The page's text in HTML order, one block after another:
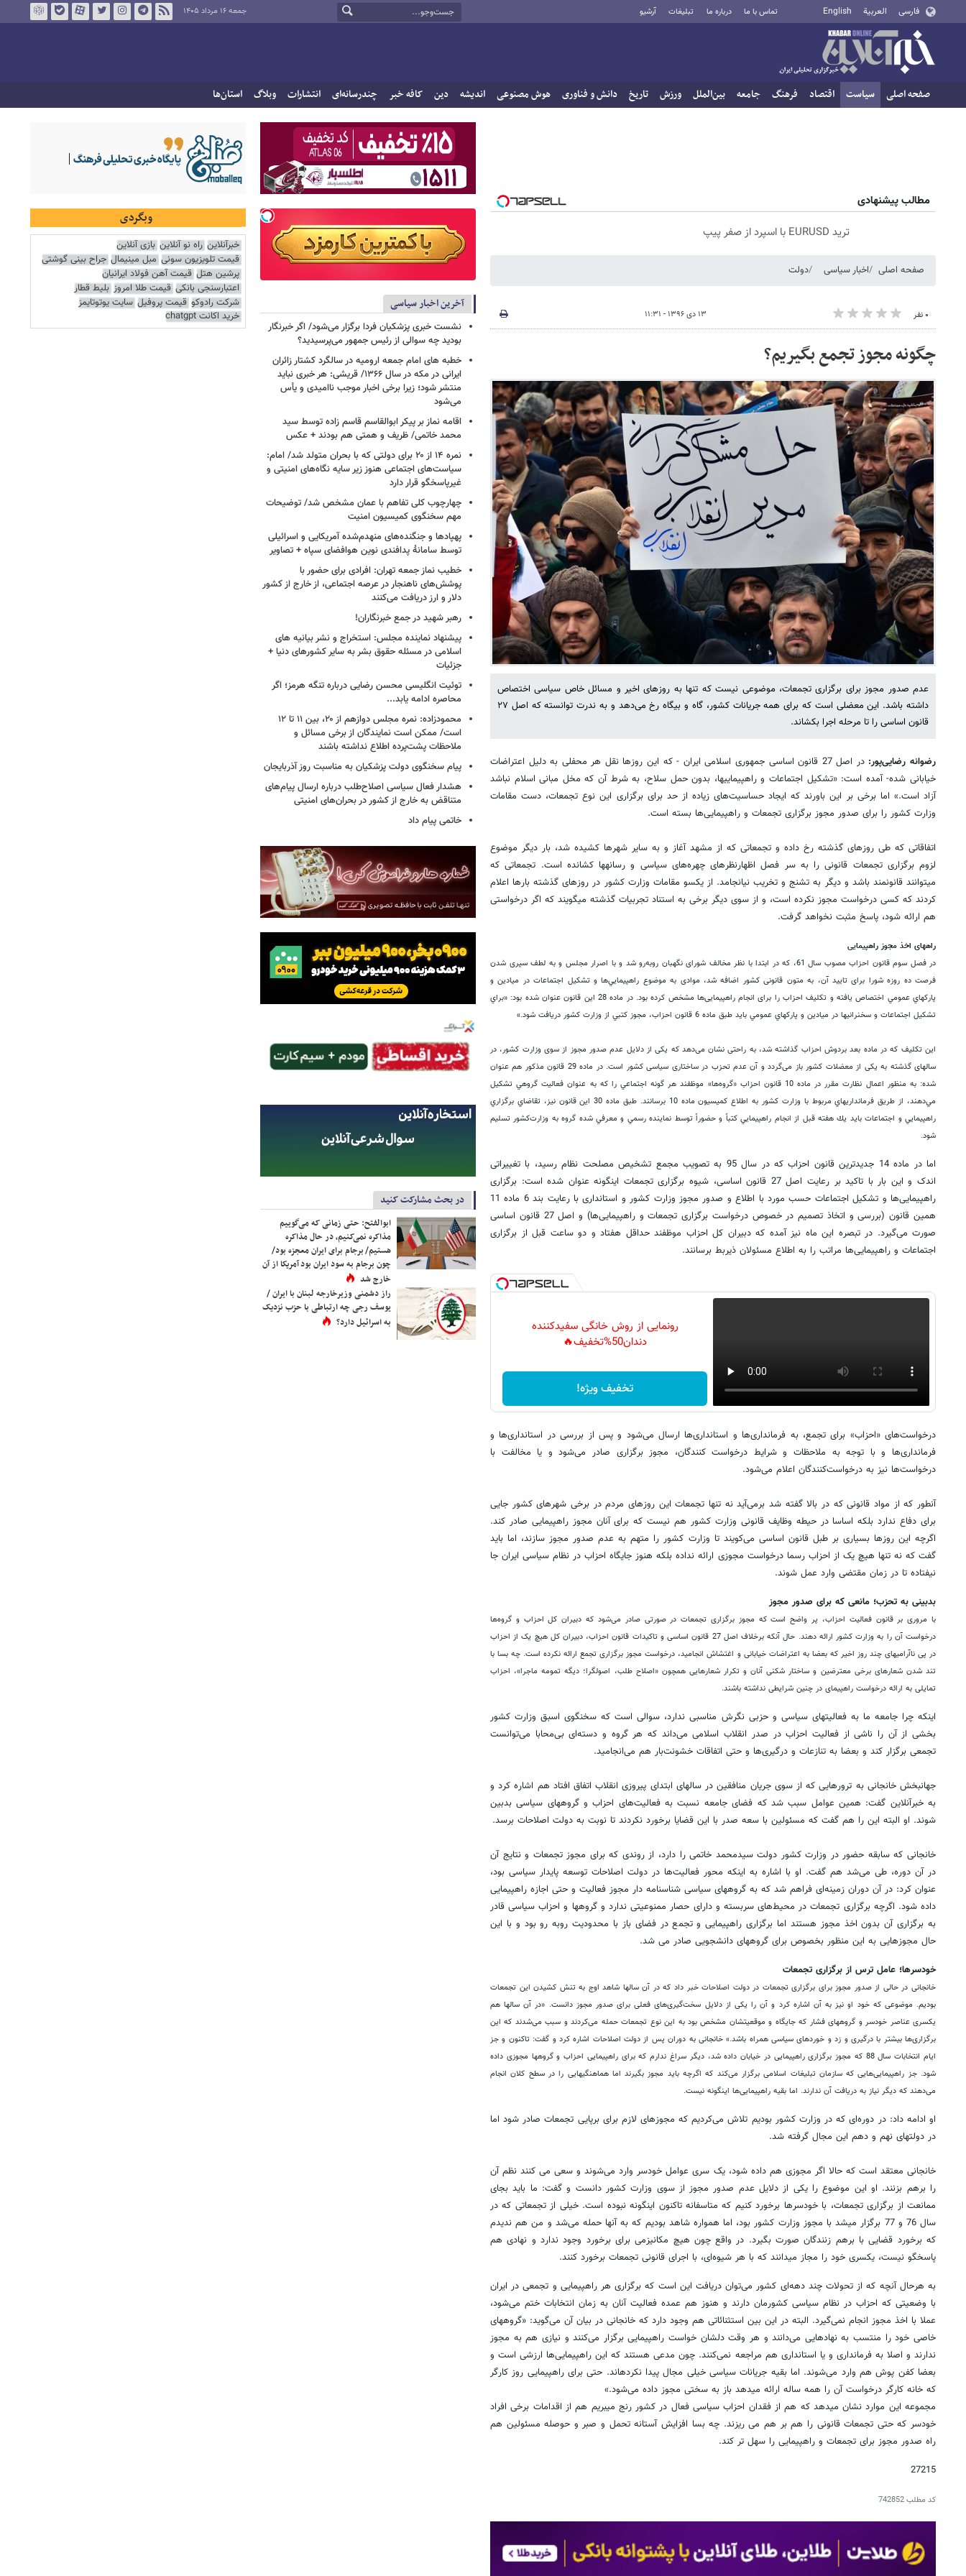
فارسی العربية English تماس با ما درباره ما تبلیغات آرشیو جمعه ۱۶ مرداد ۱۴۰۵
صفحه اصلی سیاست اقتصاد فرهنگ جامعه بین‌الملل ورزش تاریخ دانش و فناوری هوش مصنوعی اندیشه دین کافه خبر چندرسانه‌ای انتشارات وبلاگ استان‌ها
مطالب پیشنهادی
ترید EURUSD با اسپرد از صفر پیپ
صفحه اصلی اخبار سیاسی دولت
۰ نفر ۱۳ دی ۱۳۹۶ - ۱۱:۳۱
چگونه مجوز تجمع بگیریم؟
عدم صدور مجوز برای برگزاری تجمعات، موضوعی نیست که تنها به روزهای اخیر و مسائل خاص سیاسی اختصاص
داشته باشد. این معضلی است که برای همه جریانات کشور، گاه و بیگاه رخ می‌دهد و به ندرت توانسته که اصل ۲۷
قانون اساسی را تا مرحله اجرا بکشاند.
رضوانه رضایی‌پور:
در اصل 27 قانون اساسی جمهوری اسلامی ایران - که این روزها نقل هر محفلی به دلیل اعتراضات
خیابانی شده- آمده است: «تشکیل اجتماعات و راه‏پیمایی‎‏ها، بدون حمل سلاح، به شرط آن که مخل مبانی اسلام نباشد
آزاد است.» اما برخی بر این باورند که ایجاد حساسیت‌های زیاده از حد برای برگزاری این نوع تجمعات، دست مقامات
وزارت کشور را برای صدور مجوز برگزاری تجمعات و راهپیمایی‌ها بسته است.
اتفاقاتی که طی روزهای گذشته رخ داده و تجمعاتی که از مشهد آغاز و به سایر شهرها کشیده شد، بار دیگر موضوع
لزوم برگزاری تجمعات قانونی را به سر فصل اظهارنظرهای چهره‌های سیاسی و رسانه‎ها کشانده است. تجمعاتی که
می‎توانند قانونمند باشد و دیگر به تشنج و تخریب نیانجامد. از یکسو مقامات وزارت کشور در روزهای گذشته بارها اعلام
کردند که کسی درخواست مجوز نکرده است، و از سوی دیگر برخی به استناد تجربیات گذشته می‎گویند که اگر درخواستی
هم ارائه شود، پاسخ مثبت نخواهد گرفت.
راه‎های اخذ مجوز راهپیمایی
در فصل سوم قانون احزاب مصوب سال 61، که در ابتدا با نظر مخالف شورای نگهبان روبه‌رو شد و با اصرار مجلس و به لطف سپری شدن
فرصت ده روزه شورا برای تایید آن، به متون قانونی کشور اضافه شد، موادی به موضوع راهپيمايي‌ها و تشكيل اجتماعات در ميادين و
پارك‎هاي عمومي اختصاص یافته و تکلیف احزاب را برای انجام راهپیمایی‌ها مشخص کرده بود. در ماده 28 این قانون عنوان شده بود: «براي
تشكيل اجتماعات و سخنراني‎ها در ميادين و پارك‎هاي عمومي بايد طبق ماده 6 قانون احزاب، مجوز كتبي از وزارت كشور دريافت شود.»
این تکلیف که در ماده بعد بردوش احزاب گذاشته شد، به راحتی نشان می‌دهد که یکی از دلایل عدم صدور مجوز از سوی وزارت کشور، در
سال‎های گذشته به یکی از معضلات کشور باز می‌گردد و آن عدم تحزب در ساختاری سیاسی کشور است. در ماده 29 قانون مذکور هم عنوان
شده: به منظور اعمال نظارت مقرر در ماده 10 قانون احزاب «گروه‌ها» موظفند هر گونه اجتماعي را كه به عنوان فعاليت گروهي تشكيل
مي‌دهند، از طريق ‌فرمانداري‎هاي مربوط با وزارت كشور به اطلاع كميسيون ماده 10 برسانند. طبق ماده 30 این قانون نیز، تقاضاي برگزاري
راهپيمايي و اجتماعات بايد يك هفته قبل از ‌انجام راهپيمايي كتباً و حضوراً توسط نماينده رسمي و معرفي شده گروه به وزارت‌كشور تسليم
شود.
اما در ماده 14 جدیدترین قانون احزاب که در سال 95 به تصویب مجمع تشخیص مصلحت نظام رسید، با تغییراتی
اندک و این بار با تاکید بر رعایت اصل 27 قانون اساسی، شیوه برگزاری تجمعات اینگونه عنوان شده است: برگزاری
راهپیمایی‌ها و تشکیل اجتماعات حسب مورد با اطلاع و صدور مجوز وزارت کشور و استانداری با رعایت بند 6 ماده 11
همین قانون (بررسی و اتخاذ تصمیم در خصوص درخواست برگزاری تجمعات و راهپیمایی‌ها) و اصل 27 قانون اساسی
صورت می‌گیرد. در تبصره این ماه نیز آمده که دبیران کل احزاب موظفند حداقل هفتاد و دو ساعت قبل از برگزاری
اجتماعات و راهپیمایی‌ها مراتب را به اطلاع مسئولان ذیربط برسانند.
رونمایی از روش خانگی سفیدکننده
دندان50%تخفیف🔥
تخفیف ویژه!
درخواست‌های «احزاب» برای تجمع، به فرمانداری‌ها و استانداری‌ها ارسال می‌شود و پس از بررسی در استانداری‌‌ها و
فرمانداری‌ها و با توجه به ملاحظات و شرایط درخواست کنندگان، مجوز برگزاری صادر می‌شود و یا مخالفت با
درخواست‌ها نیز به درخواست‌کنندگان اعلام می‌شود.
آنطور که از مواد قانونی که در بالا گفته شد برمی‌آید نه تنها تجمعات این روزهای مردم در برخی شهرهای کشور جایی
برای دفاع ندارد بلکه اساسا در حیطه وظایف قانونی وزارت کشور هم نیست که برای آنان مجوز راهپیمایی صادر کند.
اگرچه این روزها بسیاری بر طبل قانون اساسی می‌کویند تا وزارت کشور را متهم به عدم صدور مجوز سازند، اما باید
گفت که نه تنها هیچ یک از احزاب رسما درخواست مجوزی ارائه نداده بلکه هنوز جایگاه احزاب در نظام سیاسی ایران جا
نیفتاده‌ تا در زمان مقتضی وارد عمل شوند.
بدبینی به تحزب؛ مانعی که برای صدور مجوز
با مروری بر قانون فعالیت احزاب، پر واضح است که مجوز برگزاری تجمعات در صورتی صادر می‌شود که دبیران کل احزاب و گروه‌ها
درخواست آن را به وزارت کشور ارائه دهند. حال آنکه برخلاف اصل 27 قانون اساسی و تاکیدات قانون احزاب، دبیران کل هیچ یک از احزاب
در پی ناآرامی‎های چند روز اخیر که بعضا به اعتراضات خیابانی و اغتشاش انجامید،
درخواست مجوز برگزاری تجمع ارائه نکرده است. چه بسا با
تند شدن شعارهای برخی معترضین و ساختار شکنی آنان و تکرار شعارهایی همچون «اصلاح طلب، اصولگرا؛ دیگه تمومه ماجرا»، احزاب
تمایلی به ارائه درخواست راهپیمای در چنین شرایطی نداشته باشند.
اینکه چرا جامعه ما به فعالیت‎های سیاسی و حزبی نگرش مناسبی ندارد، سوالی است که سخنگوی اسبق وزارت کشور
بخشی از آن را ناشی از فعالیت احزاب در صدر انقلاب اسلامی می‌داند که هر گروه و دسته‌ای بی‌محابا می‌توانست
تجمعی برگزار کند و بعضا به تنازعات و درگیری‌ها و حتی اتفاقات خشونت‌بار هم می‌انجامید.
جهانبخش خانجانی به ترورهایی که از سوی جریان منافقین در سال‎های ابتدای پیروزی انقلاب اتفاق افتاد هم اشاره کرد و
به خبرآنلاین گفت: همین عوامل سبب شد که فضای جامعه نسبت به فعالیت‌های احزاب و گروه‎های سیاسی بدبین
شوند. او البته این را هم گفت که مسئولین با سعه صدر با این قضایا برخورد نکردند تا نوبت به دولت اصلاحات برسد.
خانجانی که سابقه حضور در وزارت کشور دولت سیدمحمد خاتمی را دارد، از روندی که برای مجوز تجمعات و نتایج آن
در آن دوره، طی می‌شد هم گفت. او با اشاره به اینکه محور فعالیت‌ها در دولت اصلاحات توسعه پایدار سیاسی بود،
عنوان کرد: در آن دوران زمینه‌ای فراهم شد که به گروه‎های سیاسی شناسنامه دار مجوز فعالیت و حتی اجازه راهپیمایی
داده شود. اگرچه برگزاری تجمعات در محیط‌های سربسته و دارای حصار ممنوعیتی ندارد و گروه‎ها و احزاب سیاسی قادر
به برگزاری آن بدون اخذ مجوز هستند اما برگزاری راهپیمایی و تجمع در فضای باز با محدودیت روبه رو بود و با این
حال مجوزهایی به این منظور بخصوص برای گروههای دانشجویی صادر می شد.
خودسرها؛ عامل ترس از برگزاری تجمعات
خانجانی در حالی از صدور مجوز برای برگزاری تجمعات در دولت اصلاحات خبر داد که در آن سال‎ها شاهد اوج به تنش کشیدن این تجمعات
بودیم. موضوعی که خود او نیز به آن اشاره کرد و آن را یکی از دلایل سخت‌گیری‌های فعلی برای صدور مجوز دانست. «در آن سال‎ها هم
یکسری عناصر خودسر و گروه‎های فشار که جایگاه و موقعیتشان مشخص بود به این نوع تجمعات حمله می‌کردند و سبب می‌شدند که این
برگزاری‌ها بیشتر با درگیری‌ و زد و خوردهای سیاسی همراه باشد.» خانجانی به دوران پس از دولت اصلاحات اشاره کرد و گفت: تاکنون و جز
ایام انتخابات سال 88 که مجوز برگزاری راهپیمایی در خیابان داده شد، دیگر سراغ ندارم که برای راهپیمایی احزاب و گروه‎ها مجوزی داده
شود. جز راهپیمایی‌هایی که سازمان تبلیغات اسلامی برگزار می‌کند که اگرچه باید مجوز بگیرند اما هماهنگی‎هایی را در سطح کلان انجام
می‌دهند که دیگر نیاز به دریافت آن ندارند. اما بقیه راهپیمایی‌ها اینگونه نیست.
او ادامه داد: در دوره‌ای که در وزارت کشور بودیم تلاش می‌کردیم که مجوزهای لازم برای برپایی تجمعات صادر شود اما
در دولتهای نهم و دهم این مجال گرفته شد.
خانجانی معتقد است که حالا اگر مجوزی هم داده شود، یک سری عوامل خودسر وارد می‌شوند و سعی می کنند نظم آن
را برهم بزنند. او این موضوع را یکی از دلایل عدم صدور مجوز از سوی وزارت کشور دانست و گفت: ما باید بجای
ممانعت از برگزاری تجمعات، با خودسرها برخورد کنیم که متاسفانه تاکنون اینگونه نبوده است. خیلی از تجمعاتی که در
سال 76 و 77 برگزار می‎شد با مجوز وزارت کشور بود، اما همواره شاهد بودیم که به آنها حمله می‌شد و من هم ندیدم
که برخورد قضایی با برهم زنندگان صورت بگیرد. در واقع چون هیچ مکانیزمی برای برخورد وجود ندارد و نهادی هم
پاسخگو نیست، یکسری خود را مجاز می‎دانند که با هر شیوه‌ای، با اجرای قانونی تجمعات برخورد کنند.
به هرحال آنچه که از تحولات چند دهه‌ای کشور می‌توان دریافت این است که برگزاری هر راهپیمایی و تجمعی در ایران
با وضعیتی که احزاب در نظام سیاسی کشورمان دارند و هنوز هم عمده فعالیت آنان به زمان انتخابات ختم می‌شود،
عملا با اخذ مجوز انجام نمی‌گیرد. البته در این بین استثنائاتی هم وجود دارد که خانجانی در بیان آن می‌گوید‌: «گروه‎های
خاصی خود را منتسب به نهادهایی می‌دانند و هر وقت دلشان خواست راهپیمایی برگزار می‌کنند و نیازی هم به مجوز
ندارند و اصلا به فرمانداری و یا استانداری هم مراجعه نمی‌کنند. چون مدعی هستند که این راهپیمایی‌ها ارزشی است و
بعضا کفن پوش هم وارد می‌شوند. اما بقیه جریانات سیاسی خیلی مجال پیدا نکرده‎اند. حتی برای راهپیمایی روز کارگر
که خانه کارگر درخواست آن را همه ساله ارائه می‎دهد باز به سختی مجوز داده می‌شود.»
مجموعه این موارد نشان می‎دهد که هم از فقدان احزاب سیاسی فعال در کشور رنج می‎بریم هم از اقدامات برخی افراد
خودسر که حتی تجمعات قانونی را هم بر هم می ریزند. چه بسا افزایش آستانه تحمل و صبر و حوصله مسئولین هم
راه صدور مجوز برای تجمعات و راهپیمایی را سهل تر کند.
27215
کد مطلب742852
آخرین اخبار سیاسی
نشست خبری پزشکیان فردا برگزار می‌شود/ اگر خبرنگار
بودید چه سوالی از رئیس جمهور می‌پرسیدید؟
خطبه های امام جمعه ارومیه در سالگرد کشتار زائران
ایرانی در مکه در سال ۱۳۶۶/ قریشی: هر خبری نباید
منتشر شود؛ زیرا برخی اخبار موجب ناامیدی و یأس
می‌شود
اقامه نماز بر پیکر ابوالقاسم قاسم زاده توسط سید
محمد خاتمی/ ظریف و همتی هم بودند + عکس
نمره ۱۴ از ۲۰ برای دولتی که با بحران متولد شد/ امام:
سیاست‌های اجتماعی هنوز زیر سایه نگاه‌های امنیتی و
غیرپاسخگو قرار دارد
چهارچوب کلی تفاهم با عمان مشخص شد/ توضیحات
مهم سخنگوی کمیسیون امنیت
پهپادها و جنگنده‌های منهدم‌شده آمریکایی و اسرائیلی
توسط سامانۀ پدافندی نوین هوافضای سپاه + تصاویر
خطیب نماز جمعه تهران: افرادی برای حضور با
پوشش‌های ناهنجار در عرصه اجتماعی، از خارج از کشور
دلار و ارز دریافت می‌کنند
رهبر شهید در جمع خبرنگاران!
پیشنهاد نماینده مجلس: استخراج و نشر بیانیه های
اسلامی در مسئله حقوق بشر به سایر کشورهای دنیا +
جزئیات
توئیت انگلیسی محسن رضایی درباره تنگه هرمز؛ اگر
محاصره ادامه یابد...
محمودزاده: نمره مجلس دوازهم از ۲۰، بین ۱۱ تا ۱۲
است/ ممکن است نمایندگان از برخی مسائل و
ملاحظات پشت‌پرده اطلاع نداشته باشند
پیام سخنگوی دولت پزشکیان به مناسبت روز آذربایجان
هشدار فعال سیاسی اصلاح‌طلب درباره ارسال پیام‌های
متناقض به خارج از کشور در بحران‌های امنیتی
خاتمی پیام داد
در بحث مشارکت کنید
ابوالفتح: حتی زمانی که می‌گوییم
مذاکره نمی‌کنیم، در حال مذاکره
هستیم/ برجام برای ایران معجزه بود/
چون برجام به سود ایران بود آمریکا از آن
خارج شد
راز دشمنی وزیرخارجه لبنان با ایران /
یوسف رجی چه ارتباطی با حزب نزدیک
به اسرائیل دارد؟
وبگردی
خبرآنلاین راه نو آنلاین بازی آنلاین
قیمت تلویزیون سونی مبل مینیمال جراح بینی گوشتی
پرشین هتل قیمت آهن فولاد ایرانیان
اعتبارسنجی بانکی قیمت طلا امروز بلیط قطار
شرکت رادوکو قیمت پروفیل سایت یوتوتایمز
خرید اکانت chatgpt